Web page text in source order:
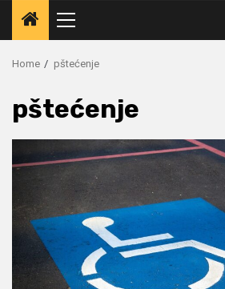
Primary
Menu
Home pštećenje
pštećenje